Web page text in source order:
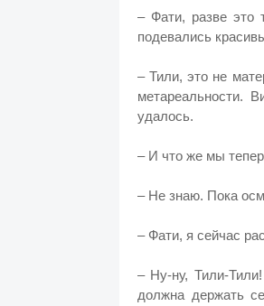
– Фати, разве это
подевались
– Тили, это не
метареальности.
удалось.
– И что же мы
– Не знаю. Пока
– Фати, я сейчас
– Ну-ну, Тили-
должна держать